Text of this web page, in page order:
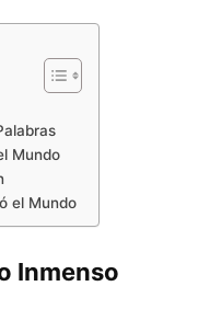
Mundo
el Mundo
Inmenso